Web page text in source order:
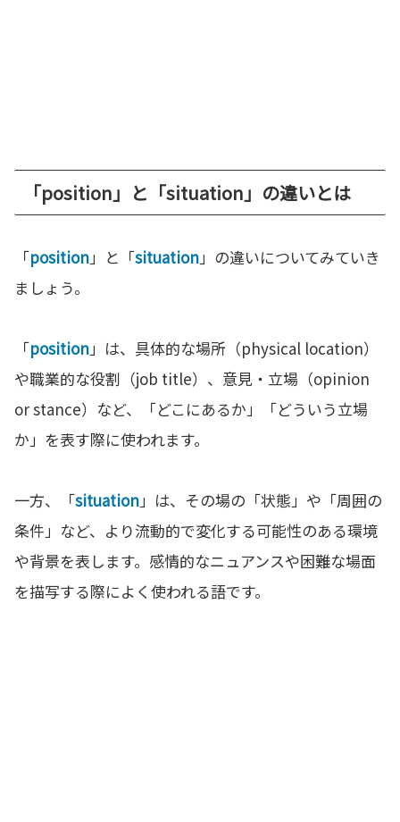
「position」と「situation」の違いとは
「position」と「situation」の違いについてみていき
ましょう。
「position」は、具体的な場所（physical location）
や職業的な役割（job title）、意見・立場（opinion
or stance）など、「どこにあるか」「どういう立場
か」を表す際に使われます。
一方、「situation」は、その場の「状態」や「周囲の
条件」など、より流動的で変化する可能性のある環境
や背景を表します。感情的なニュアンスや困難な場面
を描写する際によく使われる語です。